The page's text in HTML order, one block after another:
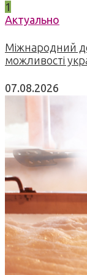
1
Актуально
Міжнародний
можливості
07.08.2026